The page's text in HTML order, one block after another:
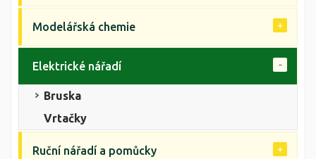
Modelářská chemie
Elektrické nářadí
Bruska
Vrtačky
Ruční nářadí a pomůcky